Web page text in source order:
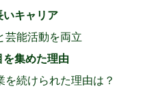
いキャリア
芸能活動を両立
集めた理由
を続けられた理由は？